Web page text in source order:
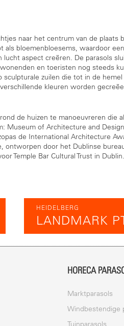
naar het centrum van de plaats
als bloemenbloesems, waardoor
aspect creëren. De parasols
en toeristen nog steeds
zuilen die tot in de hemel
kleuren worden
de huizen te manoeuvreren die
Museum of Architecture and
de International Architecture
ontworpen door het Dublinse
Temple Bar Cultural Trust in Dublin.
HEIDELBERG
LANDMARK
HORECA
Marktparasols
Windbestendige
Tuinparasols